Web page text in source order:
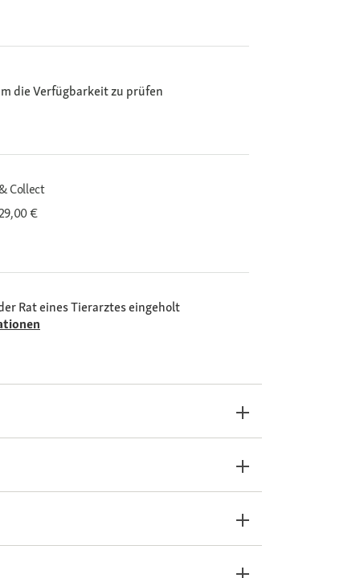
die Verfügbarkeit zu prüfen
Collect
€
Rat eines Tierarztes eingeholt